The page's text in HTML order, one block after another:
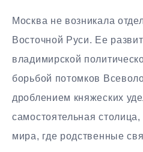
Москва не возникала
Восточной Руси. Ее
владимирской
борьбой потомков
дроблением княжеских
самостоятельная
мира, где родственные